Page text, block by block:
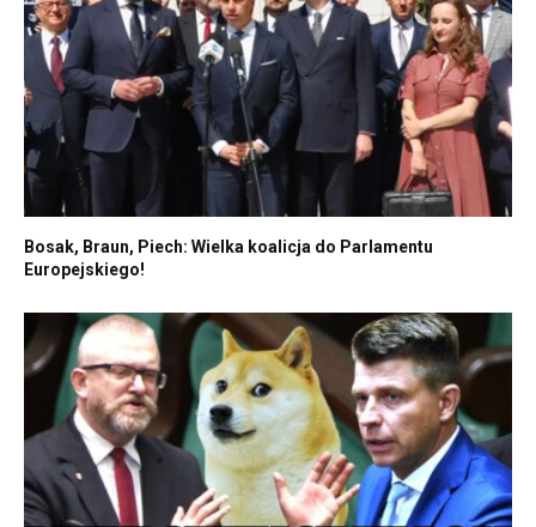
Bosak, Braun, Piech: Wielka koalicja do Parlamentu
Europejskiego!